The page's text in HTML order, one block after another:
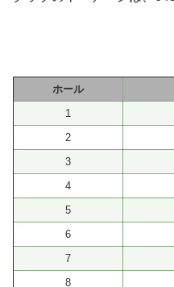
ホール
1
2
3
4
5
6
7
8